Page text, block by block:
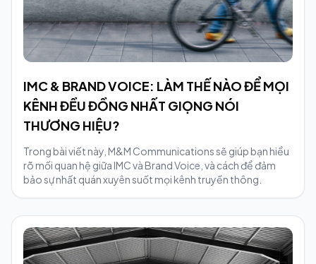
IMC & BRAND VOICE: LÀM THẾ NÀO ĐỂ MỌI
KÊNH ĐỀU ĐỒNG NHẤT GIỌNG NÓI
THƯƠNG HIỆU?
Trong bài viết này, M&M Communications sẽ giúp bạn hiểu
rõ mối quan hệ giữa IMC và Brand Voice, và cách để đảm
bảo sự nhất quán xuyên suốt mọi kênh truyền thông.